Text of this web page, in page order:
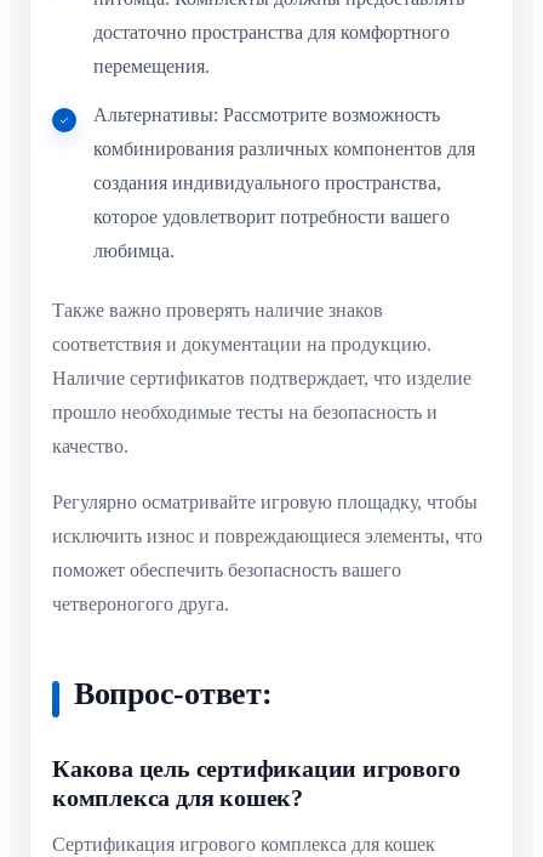
достаточно пространства для комфортного
перемещения.
Альтернативы: Рассмотрите возможность
комбинирования различных компонентов для
создания индивидуального пространства,
которое удовлетворит потребности вашего
любимца.
Также важно проверять наличие знаков
соответствия и документации на продукцию.
Наличие сертификатов подтверждает, что изделие
прошло необходимые тесты на безопасность и
качество.
Регулярно осматривайте игровую площадку, чтобы
исключить износ и повреждающиеся элементы, что
поможет обеспечить безопасность вашего
четвероногого друга.
Вопрос-ответ:
Какова цель сертификации игрового
комплекса для кошек?
Сертификация игрового комплекса для кошек